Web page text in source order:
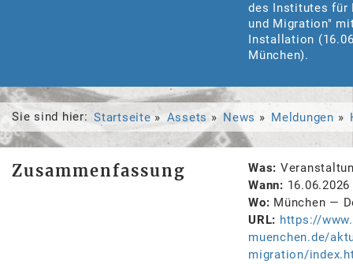
des Institutes für
und Migration"
Installation
München).
Sie sind hier: Startseite Assets News Meldungen
Zusammenfassung Was
Wann
16.06.2026
Wo
München —
URL
https://
muenchen.de/
migration/